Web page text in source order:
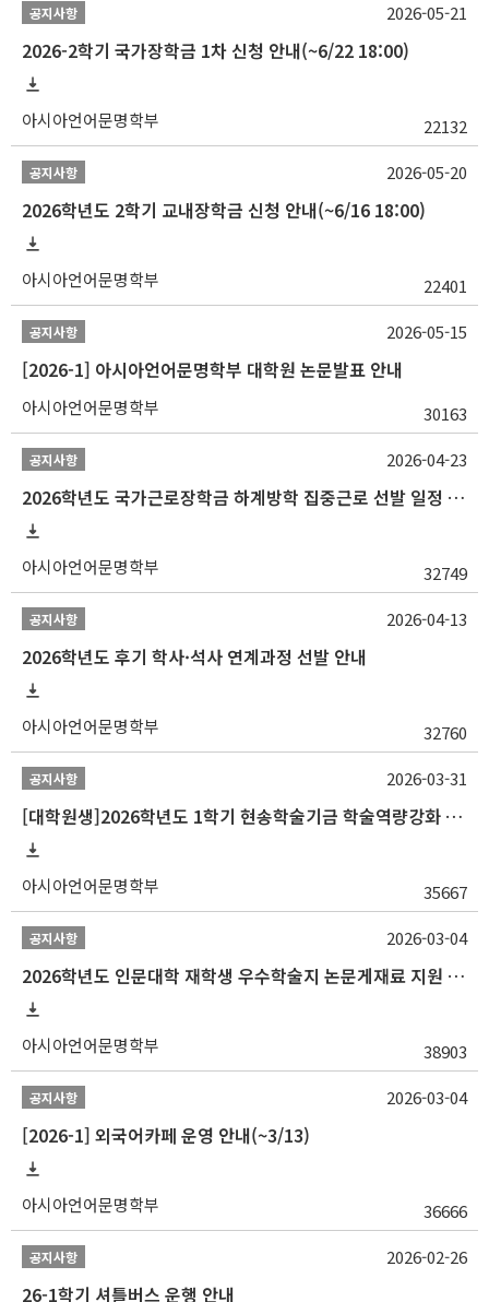
공지사항
2026-2학기 국가장학금 1차 신청 안내(~6/22 18:00)
아시아언어문명학부 22132
2026-05-21
공지사항
2026학년도 2학기 교내장학금 신청 안내(~6/16 18:00)
아시아언어문명학부 22401
2026-05-20
공지사항
[2026-1] 아시아언어문명학부 대학원 논문발표 안내
아시아언어문명학부 30163
2026-05-15
공지사항
2026학년도 국가근로장학금 하계방학 집중근로 선발 일정 안내
아시아언어문명학부 32749
2026-04-23
공지사항
2026학년도 후기 학사·석사 연계과정 선발 안내
아시아언어문명학부 32760
2026-04-13
공지사항
[대학원생]2026학년도 1학기 현송학술기금 학술역량강화 사업 안내
아시아언어문명학부 35667
2026-03-31
공지사항
2026학년도 인문대학 재학생 우수학술지 논문게재료 지원 안내
아시아언어문명학부 38903
2026-03-04
공지사항
[2026-1] 외국어카페 운영 안내(~3/13)
아시아언어문명학부 36666
2026-03-04
공지사항
26-1학기 셔틀버스 운행 안내
2026-02-26